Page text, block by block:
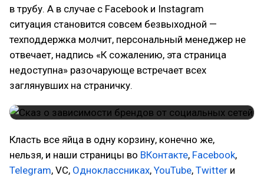
в трубу. А в случае с Facebook и Instagram
ситуация становится совсем безвыходной —
техподдержка молчит, персональный менеджер не
отвечает, надпись «К сожалению, эта страница
недоступна» разочарующе встречает всех
заглянувших на страничку.
Класть все яйца в одну корзину, конечно же,
нельзя, и наши страницы во ВКонтакте, Facebook,
Telegram, VC, Одноклассниках, YouTube, Twitter и